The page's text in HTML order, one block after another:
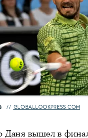
GLOBALLOOKPRESS.COM
Даня вышел в